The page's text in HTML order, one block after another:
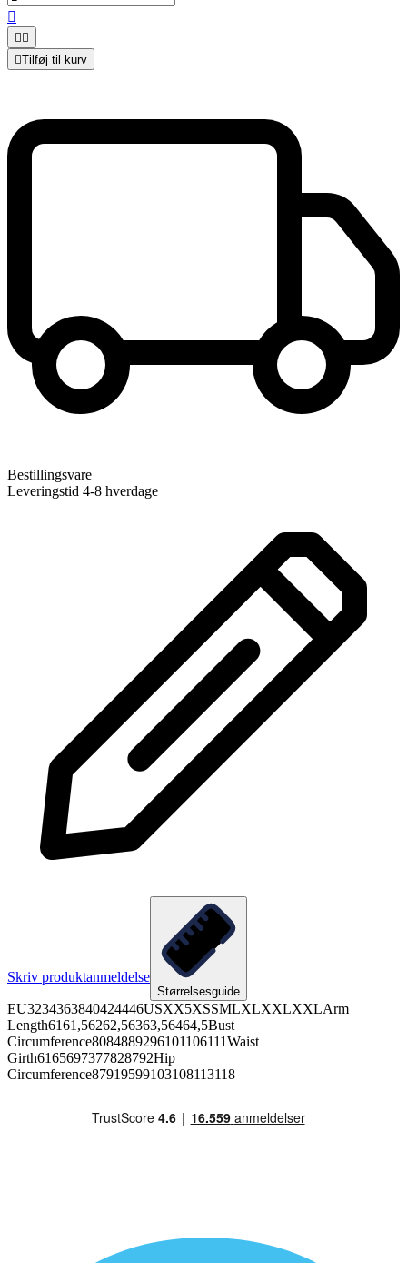

 
Tilføj til kurv
Bestillingsvare
Leveringstid 4-8 hverdage
Skriv produktanmeldelse
Størrelsesguide
EU3234363840424446USXX5XSSMLXLXXLXXLArm
Length6161,56262,56363,56464,5Bust
Circumference8084889296101106111Waist
Girth6165697377828792Hip
Circumference87919599103108113118